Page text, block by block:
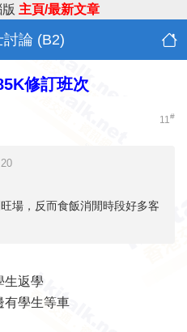
主頁/最新文章
論 (B2)
修訂班次
11#
場，反而食飯消閒時段好多客
生返學
有學生等車